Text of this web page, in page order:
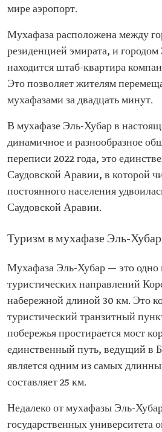
мире аэропорт.
Мухафаза расположена между
резиденцией эмирата, и
находится штаб-квартира
Это позволяет жителям
мухафазами за двадцать минут.
В мухафазе Эль-Хубар в
динамичное и разнообразное
переписи 2022 года, это
Саудовской Аравии, в которой
постоянного населения
Саудовской Аравии.
Туризм в мухафазе Эль-Хубар
Мухафаза Эль-Хубар — это одно
туристических направлений
набережной длиной 30 км. Это
туристический транзитный
побережья простирается мост
единственный путь, ведущий в
является одним из самых
составляет 25 км.
Недалеко от мухафазы Эль-
государственных